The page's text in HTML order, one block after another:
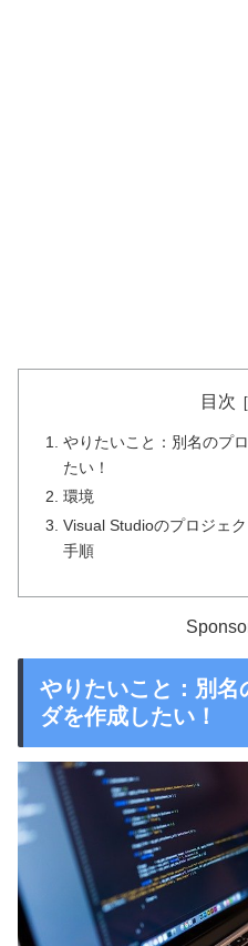
目次
やりたいこと：別名のプ
たい！
環境
Visual Studioのプロジェ
手順
やりたいこと：別名
ダを作成したい！